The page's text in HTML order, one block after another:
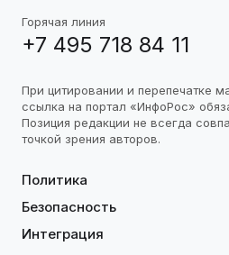
Горячая линия
+7 495 718 84 11
При цитировании и перепечатке
ссылка на портал «ИнфоРос»
Позиция редакции не всегда
точкой зрения авторов.
Политика
Безопасность
Интеграция